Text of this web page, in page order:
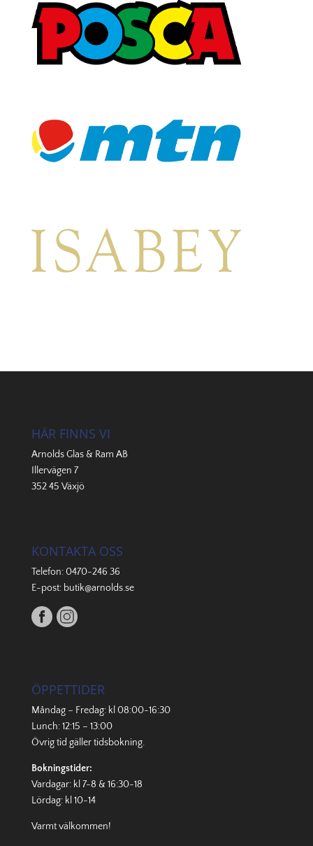
HÄR FINNS VI
Arnolds Glas & Ram AB
Illervägen 7
352 45 Växjö
KONTAKTA OSS
Telefon:0470-246 36
E-post: butik@arnolds.se
ÖPPETTIDER
Måndag – Fredag: kl 08:00-16:30
Lunch: 12:15 – 13:00
Övrig tid gällertidsbokning.
Bokningstider:
Vardagar: kl 7-8 & 16:30-18
Lördag: kl 10-14
Varmt välkommen!